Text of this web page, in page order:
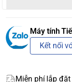
Máy tính
Kết nối
Miễn phí lắp